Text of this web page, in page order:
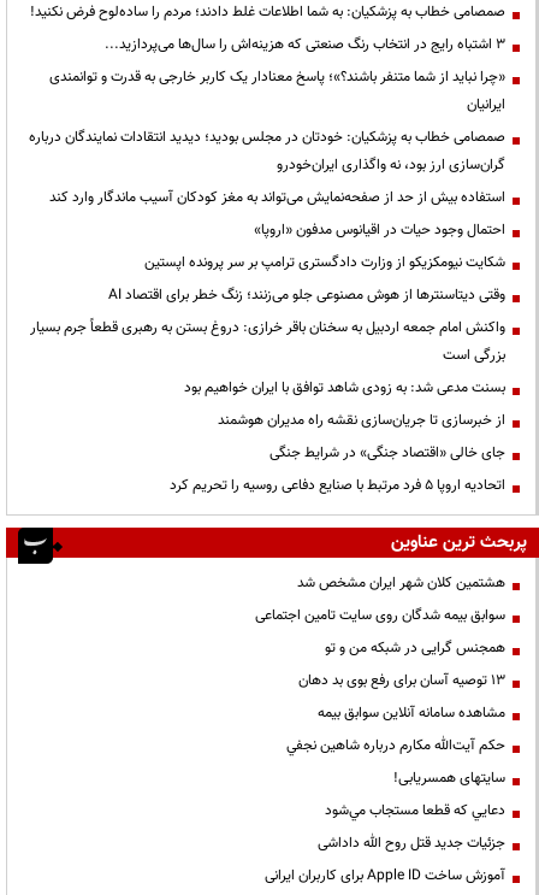
صمصامی خطاب به پزشکیان: به شما اطلاعات غلط دادند؛ مردم را ساده‌لوح فرض نکنید!
3 اشتباه رایج در انتخاب رنگ صنعتی که هزینه‌اش را سال‌ها می‌پردازید...
«چرا نباید از شما متنفر باشند؟»؛ پاسخ معنادار یک کاربر خارجی به قدرت و توانمندی
ایرانیان
صمصامی خطاب به پزشکیان: خودتان در مجلس بودید؛ دیدید انتقادات نمایندگان درباره
گران‌سازی ارز بود، نه واگذاری ایران‌خودرو
استفاده بیش از حد از صفحه‌نمایش می‌تواند به مغز کودکان آسیب ماندگار وارد کند
احتمال وجود حیات در اقیانوس مدفون «اروپا»
شکایت نیومکزیکو از وزارت دادگستری ترامپ بر سر پرونده اپستین
وقتی دیتاسنترها از هوش مصنوعی جلو می‌زنند؛ زنگ خطر برای اقتصاد AI
واکنش امام جمعه اردبیل به سخنان باقر خرازی: دروغ بستن به رهبری قطعاً جرم بسیار
بزرگی است
بسنت مدعی شد: به زودی شاهد توافق با ایران خواهیم بود
از خبرسازی تا جریان‌سازی نقشه راه مدیران هوشمند
جای خالی «اقتصاد جنگی» در شرایط جنگی
اتحادیه اروپا ۵ فرد مرتبط با صنایع دفاعی روسیه را تحریم کرد
پربحث ترین عناوین
هشتمین کلان شهر ایران مشخص شد
سوابق بیمه شدگان روی سایت تامین اجتماعی
همجنس گرایی در شبکه من و تو
13 توصیه آسان برای رفع بوی بد دهان
مشاهده سامانه آنلاين سوابق بیمه
حكم آيت‌الله مكارم درباره شاهين نجفي
سایتهای همسریابی!
دعايي كه قطعا مستجاب مي‌شود
جزئیات جدید قتل روح الله داداشی
آموزش ساخت Apple ID برای کاربران ایرانی